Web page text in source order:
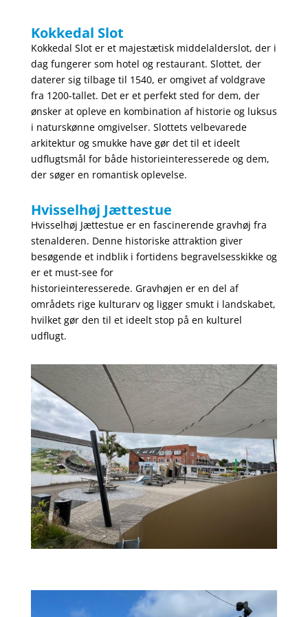
Kokkedal Slot
Kokkedal Slot er et majestætisk middelalderslot, der i
dag fungerer som hotel og restaurant. Slottet, der
daterer sig tilbage til 1540, er omgivet af voldgrave
fra 1200-tallet. Det er et perfekt sted for dem, der
ønsker at opleve en kombination af historie og luksus
i naturskønne omgivelser. Slottets velbevarede
arkitektur og smukke have gør det til et ideelt
udflugtsmål for både historieinteresserede og dem,
der søger en romantisk oplevelse.
Hvisselhøj Jættestue
Hvisselhøj Jættestue er en fascinerende gravhøj fra
stenalderen. Denne historiske attraktion giver
besøgende et indblik i fortidens begravelsesskikke og
er et must-see for
historieinteresserede. Gravhøjen er en del af
områdets rige kulturarv og ligger smukt i landskabet,
hvilket gør den til et ideelt stop på en kulturel
udflugt.